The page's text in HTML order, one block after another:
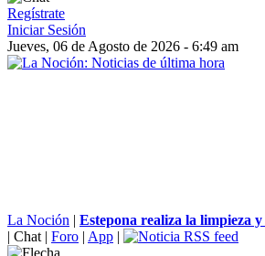
Regístrate
Iniciar Sesión
Jueves, 06 de Agosto de 2026 - 6:49 am
La Noción | Estepona realiza la limpieza
| Chat | Foro | App |